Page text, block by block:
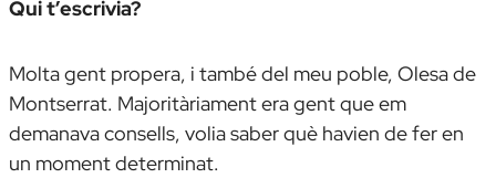
Qui t’escrivia?
Molta gent propera, i també del meu poble, Olesa de
Montserrat. Majoritàriament era gent que em
demanava consells, volia saber què havien de fer en
un moment determinat.